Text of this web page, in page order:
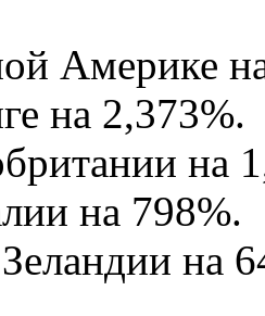
Америке
на 2,373%.
на
на 798%.
на